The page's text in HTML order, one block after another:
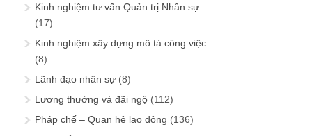
Kinh nghiệm tư vấn Quản trị Nhân sự
(17)
Kinh nghiệm xây dựng mô tả công việc
(8)
Lãnh đạo nhân sự (8)
Lương thưởng và đãi ngộ (112)
Pháp chế – Quan hệ lao động (136)